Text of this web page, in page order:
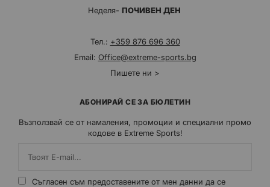
Неделя- ПОЧИВЕН ДЕН
Тел.: +359 876 696 360
Email: Office@extreme-sports.bg
Пишете ни >
АБОНИРАЙ СЕ ЗА БЮЛЕТИН
Възползвай се от намаления, промоции и специални промо
кодове в Extreme Sports!
Съгласен съм предоставените от мен данни да се